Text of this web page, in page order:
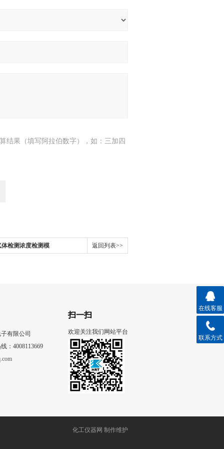
结果（填写阿拉伯数字），如：三加四
检测浓度检测模 返回列表>>
扫一扫
欢迎关注我们网站平台
有限公司
：4008113669
化工仪器网 制作维护
在线客服
联系方式